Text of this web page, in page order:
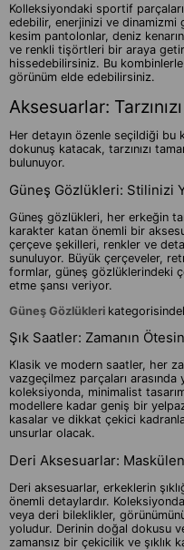
Kolleksiyondaki sportif
edebilir, enerjinizi ve
kesim pantolonlar, deniz
ve renkli tişörtleri bir araya
hissedebilirsiniz. Bu
görünüm elde edebilirsiniz.
Aksesuarlar:
Her detayın özenle seçildiği bu
dokunuş katacak, tarzınızı
bulunuyor.
Güneş Gözlükleri: Stilinizi
Güneş gözlükleri, her erkeğin
karakter katan önemli bir
çerçeve şekilleri, renkler ve
sunuluyor. Büyük çerçeveler,
formlar, güneş gözlüklerindeki
etme şansı veriyor.
Güneş Gözlükleri
Şık Saatler: Zamanın
Klasik ve modern saatler, her
vazgeçilmez parçaları arasında
koleksiyonda, minimalist
modellere kadar geniş bir
kasalar ve dikkat çekici
unsurlar olacak.
Deri Aksesuarlar:
Deri aksesuarlar, erkeklerin
önemli detaylardır.
veya deri bileklikler,
yoludur. Derinin doğal dokusu ve
zamansız bir çekicilik ve şıklık